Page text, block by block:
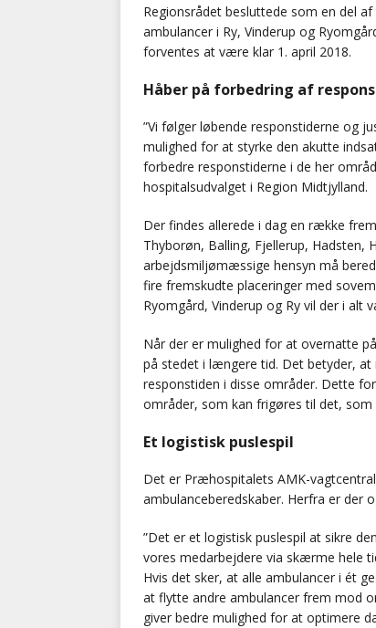
Regionsrådet besluttede som en del
ambulancer i Ry, Vinderup og
forventes at være klar 1. april 2018.
Håber på forbedring af
”Vi følger løbende responstiderne og
mulighed for at styrke den akutte
forbedre responstiderne i de her
hospitalsudvalget i Region Midtjylland.
Der findes allerede i dag en række
Thyborøn, Balling, Fjellerup, Hadsten,
arbejdsmiljømæssige hensyn må
fire fremskudte placeringer med
Ryomgård, Vinderup og Ry vil der i alt
Når der er mulighed for at overnatte
på stedet i længere tid. Det betyder,
responstiden i disse områder. Dette
områder, som kan frigøres til det, som
Et logistisk puslespil
Det er Præhospitalets AMK-
ambulanceberedskaber. Herfra er der
”Det er et logistisk puslespil at sikre
vores medarbejdere via skærme hele
Hvis det sker, at alle ambulancer i ét
at flytte andre ambulancer frem mod
giver bedre mulighed for at optimere